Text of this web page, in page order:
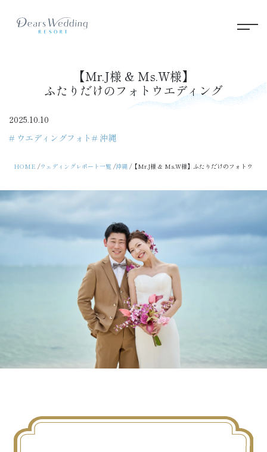
【Mr.J様 & Ms.W様】
ふたりだけのフォトウエディング
2025.10.10
# ウエディングフォト # 沖縄
HOME ウェディングレポート一覧 沖縄 【Mr.J様 & Ms.W様】ふたりだけのフォトウエデ